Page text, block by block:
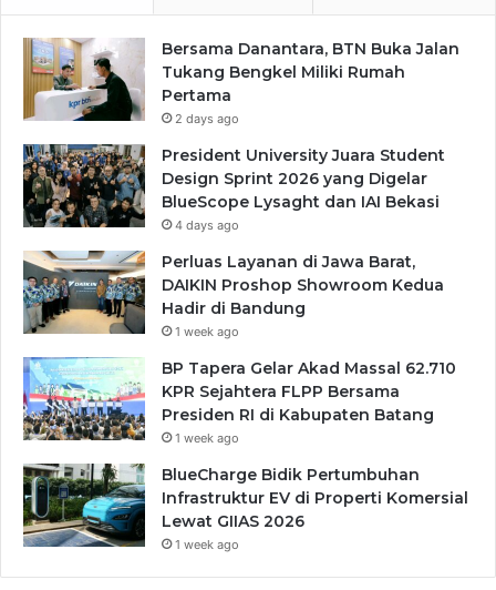
Bersama Danantara, BTN Buka Jalan
Tukang Bengkel Miliki Rumah
Pertama
2 days ago
President University Juara Student
Design Sprint 2026 yang Digelar
BlueScope Lysaght dan IAI Bekasi
4 days ago
Perluas Layanan di Jawa Barat,
DAIKIN Proshop Showroom Kedua
Hadir di Bandung
1 week ago
BP Tapera Gelar Akad Massal 62.710
KPR Sejahtera FLPP Bersama
Presiden RI di Kabupaten Batang
1 week ago
BlueCharge Bidik Pertumbuhan
Infrastruktur EV di Properti Komersial
Lewat GIIAS 2026
1 week ago